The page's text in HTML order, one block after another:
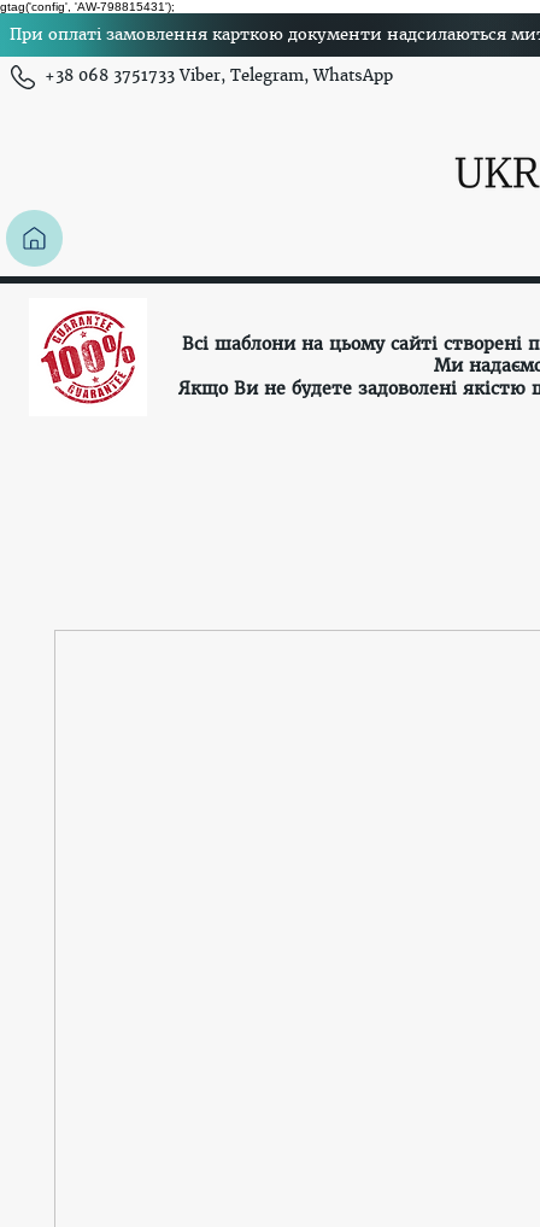
gtag('config', 'AW-798815431');
При оплаті замовлення карткою документи надсилаються
+38 068 3751733 Viber, Telegram, WhatsApp
Всі шаблони на цьому сайті
Ми
Якщо Ви не будете задоволені